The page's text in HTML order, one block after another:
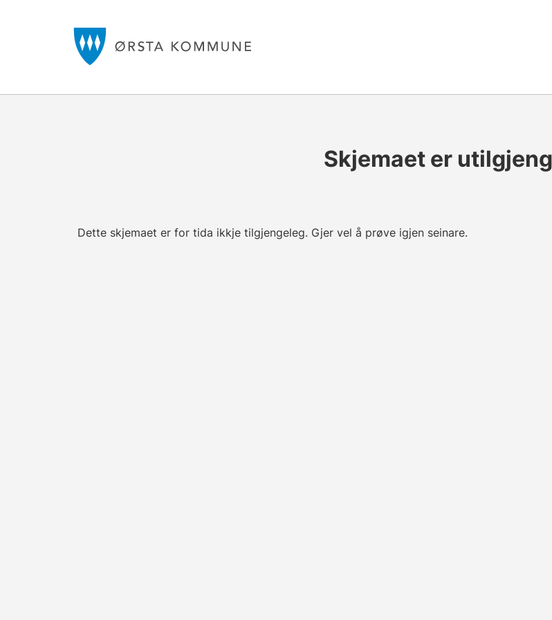
Skjemaet er
Dette skjemaet er for tida ikkje tilgjengeleg. Gjer vel å prøve igjen seinare.